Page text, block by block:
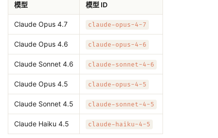
模型 模型 ID
Claude Opus 4.7 claude-opus-4-7
Claude Opus 4.6 claude-opus-4-6
Claude Sonnet 4.6 claude-sonnet-4-6
Claude Opus 4.5 claude-opus-4-5
Claude Sonnet 4.5 claude-sonnet-4-5
Claude Haiku 4.5 claude-haiku-4-5